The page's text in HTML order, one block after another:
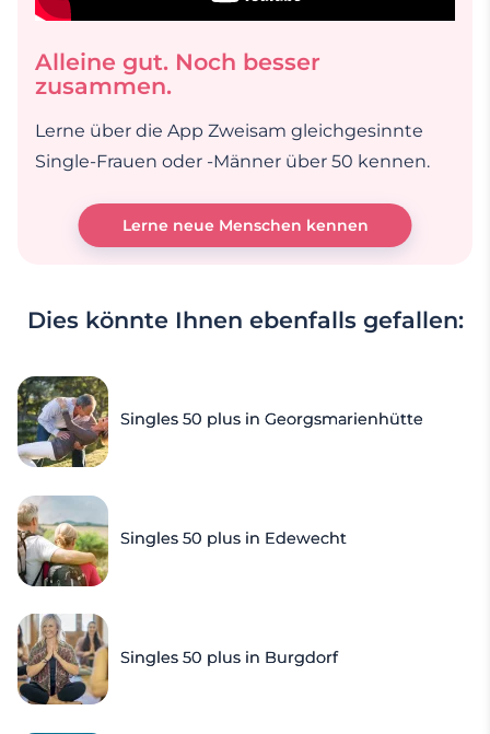
Alleine gut. Noch besser
zusammen.
Lerne über die App Zweisam gleichgesinnte
Single-Frauen oder -Männer über 50 kennen.
Lerne neue Menschen kennen
Dies könnte Ihnen ebenfalls gefallen:
Singles 50 plus in Georgsmarienhütte
Singles 50 plus in Edewecht
Singles 50 plus in Burgdorf